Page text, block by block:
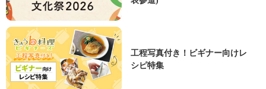
工程写真付き！ビギナー向けレ
シピ特集